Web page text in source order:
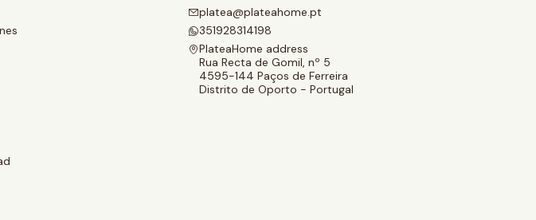
platea@plateahome.pt
351928314198
PlateaHome address
Rua Recta de Gomil, nº 5
4595-144 Paços de Ferreira
Distrito de Oporto - Portugal